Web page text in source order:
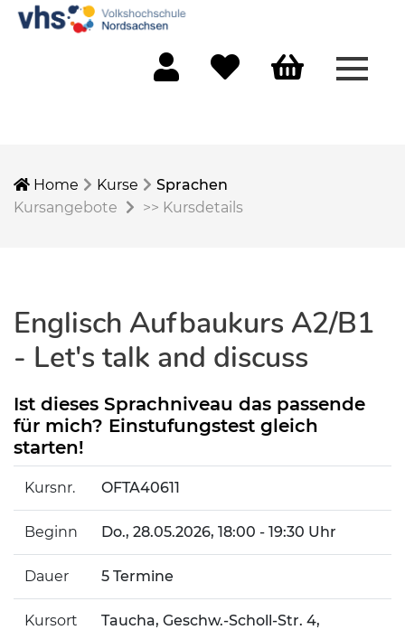
Home Kurse
Sprachen
Kursangebote
>> Kursdetails
Englisch Aufbaukurs A2/B1
- Let's talk and discuss
Ist dieses Sprachniveau das passende
für mich? Einstufungstest gleich
starten!
Kursnr. OFTA40611
Beginn Do., 28.05.2026, 18:00 - 19:30 Uhr
Dauer 5 Termine
Kursort
Taucha, Geschw.-Scholl-Str. 4,